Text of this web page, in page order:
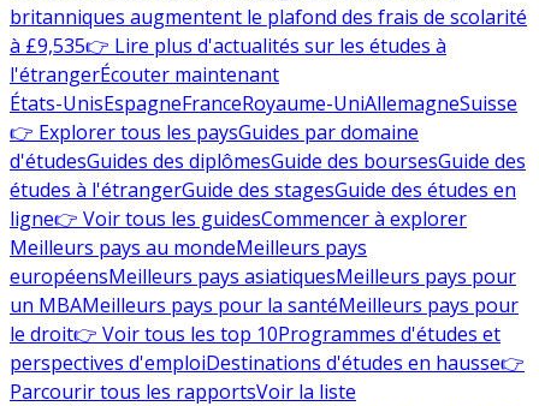
britanniques augmentent le plafond des frais de scolarité
à £9,535👉 Lire plus d'actualités sur les études à
l'étrangerÉcouter maintenant
États-UnisEspagneFranceRoyaume-UniAllemagneSuisse
👉 Explorer tous les paysGuides par domaine
d'étudesGuides des diplômesGuide des boursesGuide des
études à l'étrangerGuide des stagesGuide des études en
ligne👉 Voir tous les guidesCommencer à explorer
Meilleurs pays au mondeMeilleurs pays
européensMeilleurs pays asiatiquesMeilleurs pays pour
un MBAMeilleurs pays pour la santéMeilleurs pays pour
le droit👉 Voir tous les top 10Programmes d'études et
perspectives d'emploiDestinations d'études en hausse👉
Parcourir tous les rapportsVoir la liste